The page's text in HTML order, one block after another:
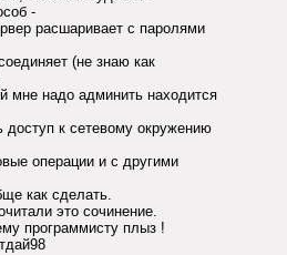
-
расшаривает с паролями
(не знаю как
мне надо админить находится
доступ к сетевому окружению
операции и с другими
как сделать.
это сочинение.
программисту плыз !